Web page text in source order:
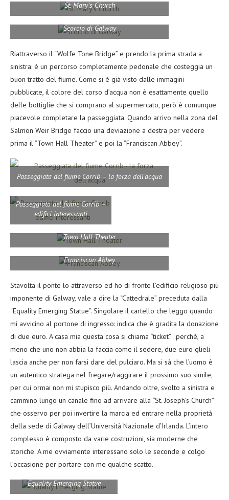
St. Mary’s Church
Scorcio di Galway
Riattraverso il “Wolfe Tone Bridge” e prendo la prima strada a
sinistra: è un percorso completamente pedonale che costeggia un
buon tratto del fiume. Come si è già visto dalle immagini
pubblicate, il colore del corso d’acqua non è esattamente quello
delle bottiglie che si comprano al supermercato, però è comunque
piacevole completare la passeggiata. Quando arrivo nella zona del
Salmon Weir Bridge faccio una deviazione a destra per vedere
prima il “Town Hall Theater” e poi la “Franciscan Abbey”.
Passeggiata del fiume Corrib – la forza dell’acqua
Passeggiata del fiume Corrib –
edifici interessanti
Town Hall Theater
Franciscan Abbey
Stavolta il ponte lo attraverso ed ho di fronte l’edificio religioso più
imponente di Galway, vale a dire la “Cattedrale” preceduta dalla
“Equality Emerging Statue”. Singolare il cartello che leggo quando
mi avvicino al portone di ingresso: indica che è gradita la donazione
di due euro. A casa mia questa cosa si chiama “ticket”…perchè, a
meno che uno non abbia la faccia come il sedere, due euro glieli
lascia anche per non farsi dare del pulciaro. Ma si sà che l’uomo è
un autentico stratega nel fregare/raggirare il prossimo suo simile,
per cui ormai non mi stupisco più. Andando oltre, svolto a sinistra e
cammino lungo un canale fino ad arrivare alla “St. Joseph’s Church”
che osservo per poi invertire la marcia ed entrare nella proprietà
della sede di Galway dell’Università Nazionale d’Irlanda. L’intero
complesso è composto da varie costruzioni, sia moderne che
storiche. A me ovviamente interessano solo le seconde e colgo
l’occasione per portare con me qualche scatto.
Equality Emerging Statue